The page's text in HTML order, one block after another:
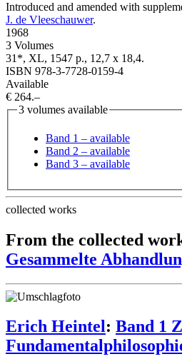
Introduced and amended with
J. de Vleeschauwer.
1968
3 Volumes
31*, XL, 1547 p., 12,7 x 18,4.
ISBN 978-3-7728-0159-4
Available
€ 264.–
3 volumes available
Band 1 – available
Band 2 – available
Band 3 – available
collected works
From the collected
Gesammelte
Erich Heintel: Band 1